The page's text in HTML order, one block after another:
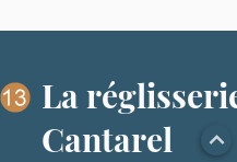
La
Cantarel